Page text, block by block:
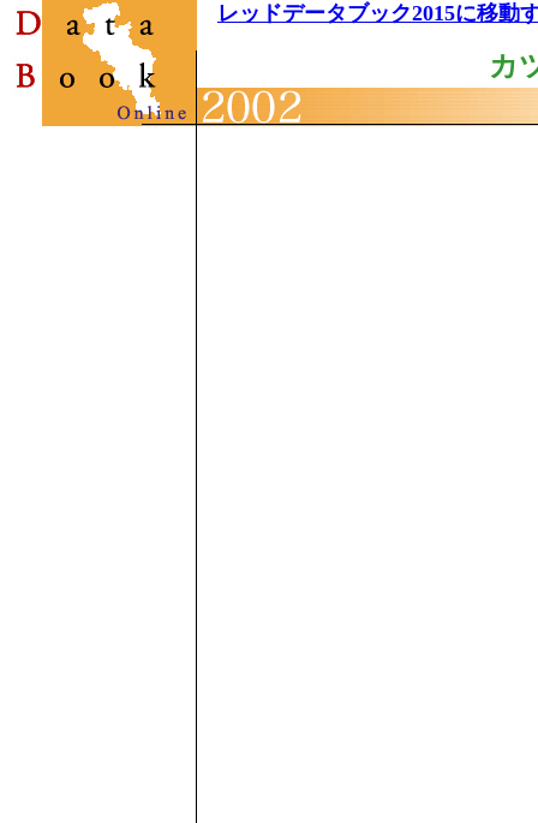
レッドデータブック2015に移動
カ